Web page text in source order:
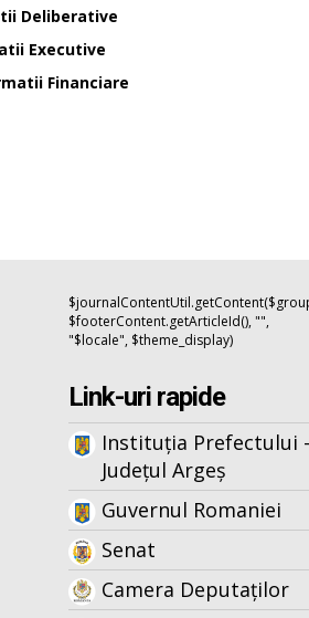
Deliberative
Executive
Financiare
$footerContent.getArticleId(), "",
"$locale", $theme_display)
Link-uri rapide
Instituția Prefectului
Județul Argeș
Guvernul Romaniei
Senat
Camera Deputaților